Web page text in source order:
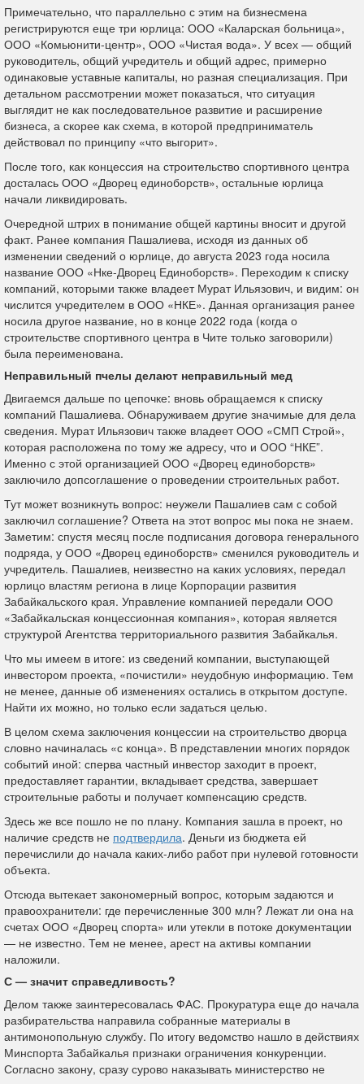
Примечательно, что параллельно с этим на бизнесмена
регистрируются еще три юрлица: ООО «Каларская больница»,
ООО «Комьюнити-центр», ООО «Чистая вода». У всех — общий
руководитель, общий учредитель и общий адрес, примерно
одинаковые уставные капиталы, но разная специализация. При
детальном рассмотрении может показаться, что ситуация
выглядит не как последовательное развитие и расширение
бизнеса, а скорее как схема, в которой предприниматель
действовал по принципу «что выгорит».
После того, как концессия на строительство спортивного центра
досталась ООО «Дворец единоборств», остальные юрлица
начали ликвидировать.
Очередной штрих в понимание общей картины вносит и другой
факт. Ранее компания Пашалиева, исходя из данных об
изменении сведений о юрлице, до августа 2023 года носила
название ООО «Нке-Дворец Единоборств». Переходим к списку
компаний, которыми также владеет Мурат Ильязович, и видим: он
числится учредителем в ООО «НКЕ». Данная организация ранее
носила другое название, но в конце 2022 года (когда о
строительстве спортивного центра в Чите только заговорили)
была переименована.
Неправильный пчелы делают неправильный мед
Двигаемся дальше по цепочке: вновь обращаемся к списку
компаний Пашалиева. Обнаруживаем другие значимые для дела
сведения. Мурат Ильязович также владеет ООО «СМП Строй»,
которая расположена по тому же адресу, что и ООО “НКЕ”.
Именно с этой организацией ООО «Дворец единоборств»
заключило допсоглашение о проведении строительных работ.
Тут может возникнуть вопрос: неужели Пашалиев сам с собой
заключил соглашение? Ответа на этот вопрос мы пока не знаем.
Заметим: спустя месяц после подписания договора генерального
подряда, у ООО «Дворец единоборств» сменился руководитель и
учредитель. Пашалиев, неизвестно на каких условиях, передал
юрлицо властям региона в лице Корпорации развития
Забайкальского края. Управление компанией передали ООО
«Забайкальская концессионная компания», которая является
структурой Агентства территориального развития Забайкалья.
Что мы имеем в итоге: из сведений компании, выступающей
инвестором проекта, «почистили» неудобную информацию. Тем
не менее, данные об изменениях остались в открытом доступе.
Найти их можно, но только если задаться целью.
В целом схема заключения концессии на строительство дворца
словно начиналась «с конца». В представлении многих порядок
событий иной: сперва частный инвестор заходит в проект,
предоставляет гарантии, вкладывает средства, завершает
строительные работы и получает компенсацию средств.
Здесь же все пошло не по плану. Компания зашла в проект, но
наличие средств не подтвердила. Деньги из бюджета ей
перечислили до начала каких-либо работ при нулевой готовности
объекта.
Отсюда вытекает закономерный вопрос, которым задаются и
правоохранители: где перечисленные 300 млн? Лежат ли она на
счетах ООО «Дворец спорта» или утекли в потоке документации
— не известно. Тем не менее, арест на активы компании
наложили.
С — значит справедливость?
Делом также заинтересовалась ФАС. Прокуратура еще до начала
разбирательства направила собранные материалы в
антимонопольную службу. По итогу ведомство нашло в действиях
Минспорта Забайкалья признаки ограничения конкуренции.
Согласно закону, сразу сурово наказывать министерство не